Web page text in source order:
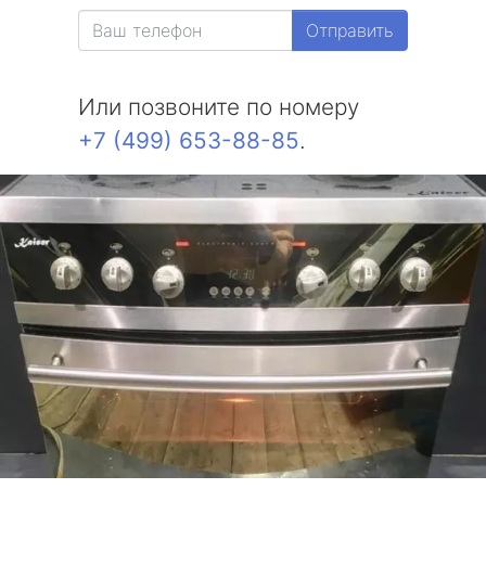
Отправить
Или позвоните по номеру
+7 (499) 653-88-85.